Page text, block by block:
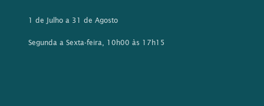
1 de Julho a 31 de Agosto
Segunda a Sexta-feira, 10h00 às 17h15